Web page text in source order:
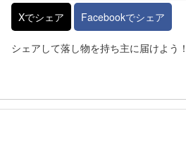
Xでシェア
Facebookでシェア
シェアして落し物を持ち主に届けよう！